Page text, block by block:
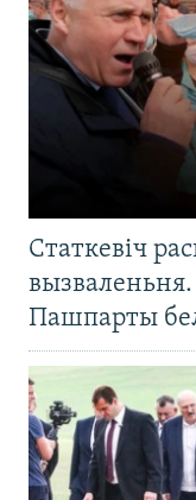
Статкевіч
вызваленьня.
Пашпарты